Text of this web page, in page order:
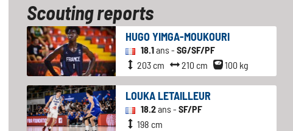
Scouting reports
HUGO YIMGA-MOUKOURI
18.1ans -SG/SF/PF
203 cm
210 cm 100 kg
LOUKA LETAILLEUR
18.2ans -SF/PF
198 cm